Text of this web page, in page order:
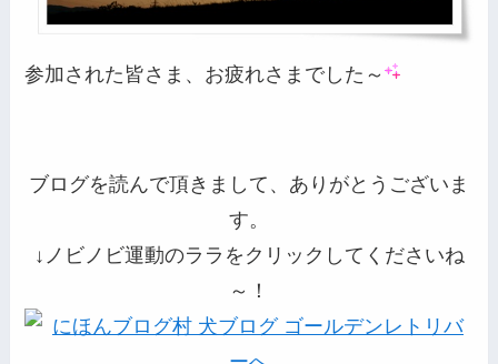
参加された皆さま、お疲れさまでした～
ブログを読んで頂きまして、ありがとうございま
す。
↓ノビノビ運動のララをクリックしてくださいね
～！